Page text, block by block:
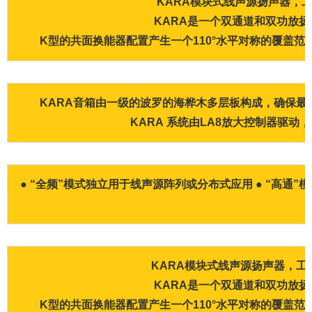
KARA是一个双通道和双功放扬声
K型的共面换能器配置产生一个110°水平对称的覆盖范围，
KARA音箱由一级的波罗的海桦木多层板构成，确
KARA 系统由LA8放大控制器驱动，确
● “全频”模式独立用于线声源阵列或分布式应用 ● “高通”
KARA模块式线声源扬声器
KARA是一个双通道和双功放扬声
K型的共面换能器配置产生一个110°水平对称的覆盖范围